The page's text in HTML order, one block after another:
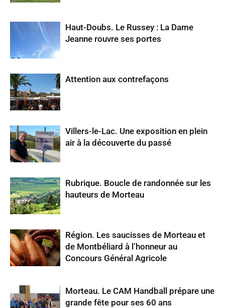
Haut-Doubs. Le Russey : La Dame
Jeanne rouvre ses portes
Attention aux contrefaçons
Villers-le-Lac. Une exposition en plein
air à la découverte du passé
Rubrique. Boucle de randonnée sur les
hauteurs de Morteau
Région. Les saucisses de Morteau et
de Montbéliard à l’honneur au
Concours Général Agricole
Morteau. Le CAM Handball prépare une
grande fête pour ses 60 ans